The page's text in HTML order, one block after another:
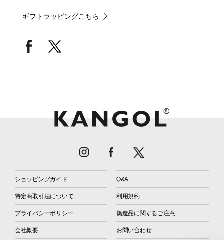
ギフトラッピングこちら
ショッピングガイド Q&A
特定商取引法について 利用規約
プライバシーポリシー 偽造品に関するご注意
会社概要 お問い合わせ